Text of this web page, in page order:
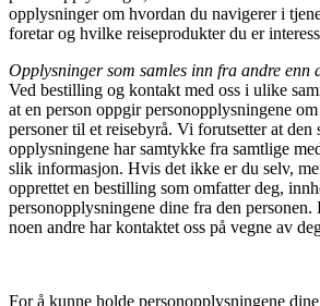
opplysninger om hvordan du navigerer i
foretar og hvilke reiseprodukter du er
Opplysninger som samles inn fra andre enn
Ved bestilling og kontakt med oss i ulike
at en person oppgir personopplysningene
personer til et reisebyrå. Vi forutsetter at den
opplysningene har samtykke fra samtlige
slik informasjon. Hvis det ikke er du selv,
opprettet en bestilling som omfatter deg,
personopplysningene dine fra den
noen andre har kontaktet oss på vegne av
For å kunne holde personopplysningene